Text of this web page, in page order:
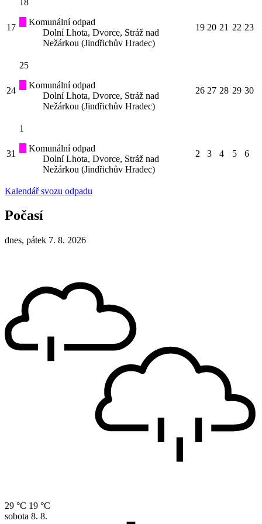
17
Komunální odpad
Dolní Lhota, Dvorce, Stráž nad
Nežárkou (Jindřichův Hradec)
19 20 21 22 23
24
25
Komunální odpad
Dolní Lhota, Dvorce, Stráž nad
Nežárkou (Jindřichův Hradec)
26 27 28 29 30
31
1
Komunální odpad
Dolní Lhota, Dvorce, Stráž nad
Nežárkou (Jindřichův Hradec)
2 3 4 5 6
Kalendář svozu odpadu
Počasí
dnes, pátek 7. 8. 2026
29 °C 19 °C
sobota 8. 8.